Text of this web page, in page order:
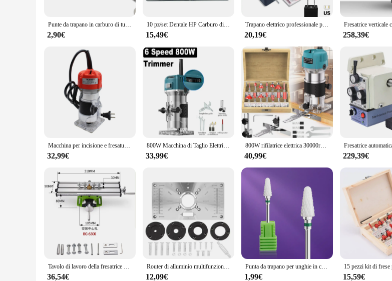
Punte da trapano in carburo di tungsteno 2.35x6mm frese rotanti in metallo diamantato frese per la lavorazione del legno per punte da trapano lucidatura dentale
2,90€
10 pz/set Dentale HP Carburo di Tungsteno Cutter KIT Frese Dentali Punte Materiale In Acciaio Al Tungsteno 2.35mm
15,49€
Trapano elettrico professionale per unghie da 35000 giri/min per set di frese per unghie lima per Pedicure per levigatrice per unghie elettrica per Manicure
20,19€ 258,39€
Macchina per incisione e fresatura elettrica da 800W, fresatrice manuale a una mano per la lavorazione del legno per rifilatura del legno, scanalatura, taglio
32,99€
800W Macchina di Taglio Elettrica 6 Velocità 30000 giri/min Lavorazione Del Legno Fresatura Incisione A Mano Bordo del Legno Router Trimmer Casa FAI DA TE utensili elettrici
33,99€
800W rifilatrice elettrica 30000rpm lavorazione del legno fresatura incisione a mano bordo del legno Router Trimmer casa utensili elettrici fai da te
40,99€ 229,39€
Tavolo di lavoro della fresatrice di precisione del tavolo di lavoro del dispositivo della morsa del trapano multifunzionale MINIQ
36,54€
Router di alluminio multifunzionale tavolo di fresatura inserto piastra Trimmer macchina per incidere utensili da banco per la lavorazione del legno
12,09€
Punta da trapano per unghie in carburo di tungsteno in ceramica ruota fresa per frese punte da trapano trapano elettrico per strumenti per Pedicure per Manicure
1,99€ 15,59€